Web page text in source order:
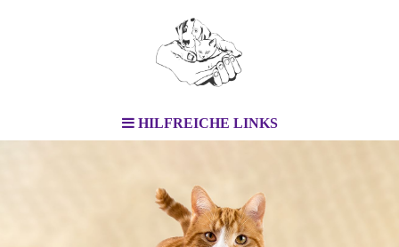
HILFREICHE LINKS